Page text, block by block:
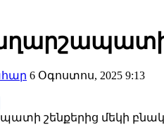
6 Օգոստոս, 2025 9:13